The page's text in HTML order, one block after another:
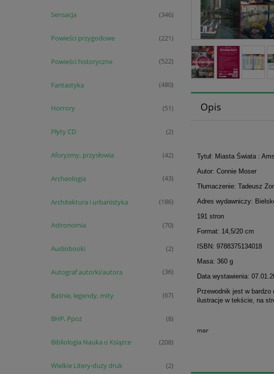
Sensacja (346)
Powieści przygodowe (221)
Powieści historyczne (522)
Fantastyka (480)
Horrory (51)
Płyty CD (2)
Aforyzmy, przysłowia (42)
Archeologia (43)
Architektura i urbanistyka (186)
Astronomia (70)
Audiobooki (2)
Autograf autorki/autora (36)
Baśnie, legendy, mity (67)
BHP, Ppoż (8)
Bibliologia Nauka o Książce (208)
Wielkie Litery-duży druk (2)
Opis
Tytuł: Miasta Świata :
Autor: Connie Moser
Tłumaczenie: Tadeusz
Adres wydawniczy:
191 stron
Format: 14,5/20 cm
ISBN: 9788375134018
Masa: 360 g
Data wystawienia:
Przewodnik jest w bardzo
ilustracje w tekście, na
mar